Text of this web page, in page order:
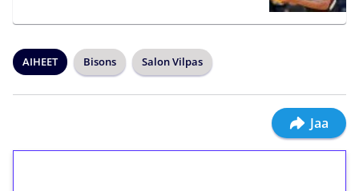
AIHEET Bisons Salon Vilpas
Jaa